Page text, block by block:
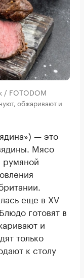
FOTODOM
обжаривают и
— это
Мясо
румяной
еще в XV
готовят в
и
только
к столу